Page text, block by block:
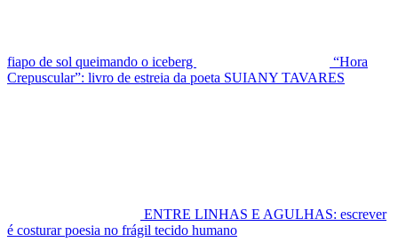
fiapo de sol queimando o iceberg
“Hora
Crepuscular”: livro de estreia da poeta SUIANY TAVARES
ENTRE LINHAS E AGULHAS: escrever
é costurar poesia no frágil tecido humano